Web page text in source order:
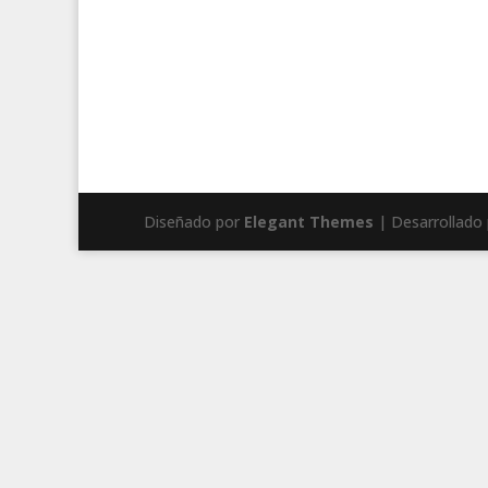
Diseñado por Elegant Themes | Desarrollado